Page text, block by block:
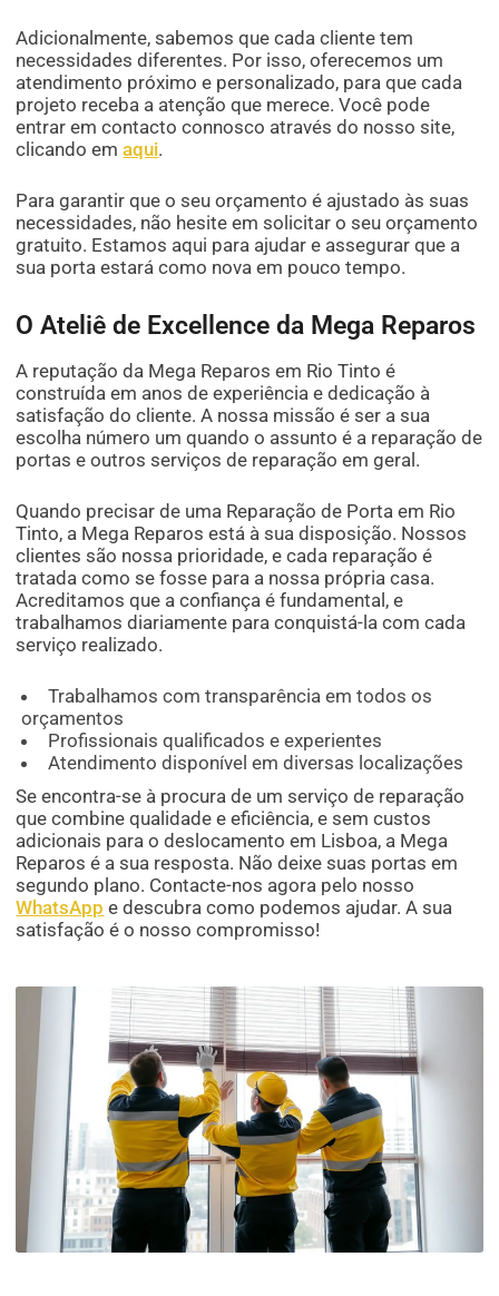
Adicionalmente, sabemos que cada cliente tem
necessidades diferentes. Por isso, oferecemos um
atendimento próximo e personalizado, para que cada
projeto receba a atenção que merece. Você pode
entrar em contacto connosco através do nosso site,
clicando emaqui.
Para garantir que o seu orçamento é ajustado às suas
necessidades, não hesite em solicitar o seu orçamento
gratuito. Estamos aqui para ajudar e assegurar que a
sua porta estará como nova em pouco tempo.
O Ateliê de Excellence da Mega Reparos
A reputação da Mega Reparos em Rio Tinto é
construída em anos de experiência e dedicação à
satisfação do cliente. A nossa missão é ser a sua
escolha número um quando o assunto é a reparação de
portas e outros serviços de reparação em geral.
Quando precisar de uma Reparação de Porta em Rio
Tinto, a Mega Reparos está à sua disposição. Nossos
clientes são nossa prioridade, e cada reparação é
tratada como se fosse para a nossa própria casa.
Acreditamos que a confiança é fundamental, e
trabalhamos diariamente para conquistá-la com cada
serviço realizado.
Trabalhamos com transparência em todos os
orçamentos
Profissionais qualificados e experientes
Atendimento disponível em diversas localizações
Se encontra-se à procura de um serviço de reparação
que combine qualidade e eficiência, e sem custos
adicionais para o deslocamento em Lisboa, a Mega
Reparos é a sua resposta. Não deixe suas portas em
segundo plano. Contacte-nos agora pelo nosso
WhatsApp e descubra como podemos ajudar. A sua
satisfação é o nosso compromisso!